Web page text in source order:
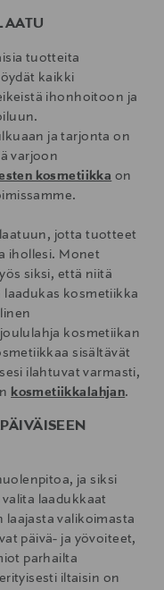
tuotteita
kaikki
ihonhoitoon ja
ja tarjonta on
varjoon
kosmetiikka on
jotta tuotteet
ihollesi. Monet
siksi, että niitä
kosmetiikka
kosmetiikan
sisältävät
ilahtuvat varmasti,
kosmetiikkalahjan.
ja siksi
laadukkaat
laajasta valikoimasta
päivä- ja yövoiteet,
parhailta
erityisesti iltaisin on